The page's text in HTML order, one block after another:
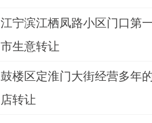
江宁滨江栖凤路小区门口第
市生意转让
鼓楼区定淮门大街经营多年
店转让